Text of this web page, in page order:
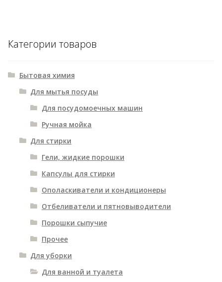
Категории товаров
Бытовая химия
Для мытья посуды
Для посудомоечных машин
Ручная мойка
Для стирки
Гели, жидкие порошки
Капсулы для стирки
Ополаскиватели и кондиционеры
Отбеливатели и пятновыводители
Порошки сыпучие
Прочее
Для уборки
Для ванной и туалета